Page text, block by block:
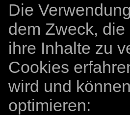
Die
dem Zweck,
ihre Inhalte zu
Cookies
wird und
optimieren: